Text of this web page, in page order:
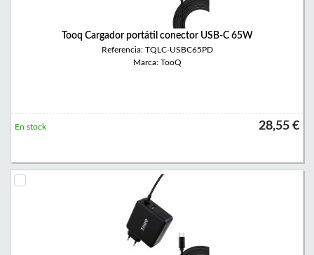
Tooq Cargador portátil conector USB-C 65W
Referencia: TQLC-USBC65PD
Marca: TooQ
28,55 €
En stock